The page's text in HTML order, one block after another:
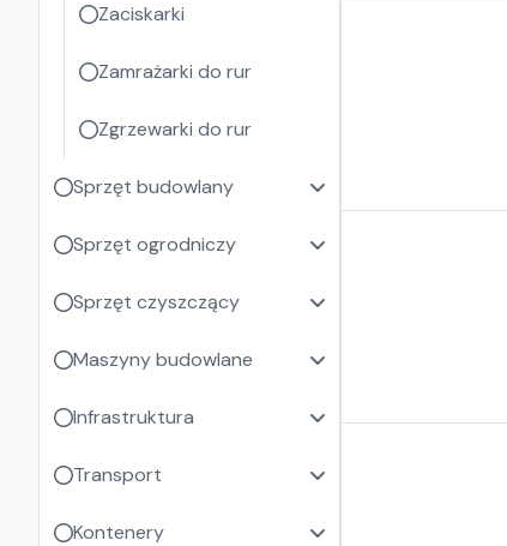
Zaciskarki
Zamrażarki do rur
Zgrzewarki do rur
Sprzęt budowlany
Sprzęt ogrodniczy
Sprzęt czyszczący
Maszyny budowlane
Infrastruktura
Transport
Kontenery